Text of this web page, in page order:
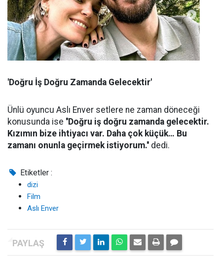
'Doğru İş Doğru Zamanda Gelecektir'
Ünlü oyuncu Aslı Enver setlere ne zaman döneceği
konusunda ise ''Doğru iş doğru zamanda gelecektir.
Kızımın bize ihtiyacı var. Daha çok küçük… Bu
zamanı onunla geçirmek istiyorum.'' dedi.
Etiketler :
dizi
Film
Aslı Enver